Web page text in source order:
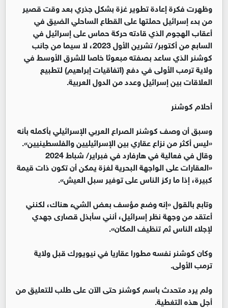
وظهرت فكرة إعادة تطوير غزة بشكل جذري بعد وقت قصير
من بدء إسرائيل حملتها على القطاع الساحلي الضيق في
أعقاب الهجوم الذي قادته حركة حماس على إسرائيل في
السابع من أكتوبر/ تشرين الأول 2023، لا سيما من جانب
كوشنر الذي ساعد بصفته مبعوثا خاصا للشرق الأوسط في
ولاية ترمب الأولى في دفع (اتفاقيات إبراهيم) لتطبيع
العلاقات بين إسرائيل وعدد من الدول العربية.
أحلام كوشنر
وسبق أن وصف كوشنر الصراع العربي الإسرائيلي بأكمله بأنه
«ليس أكثر من نزاع عقاري بين الإسرائيليين والفلسطينيين».
وقال في فعالية في هارفارد في فبراير/ شباط 2024
«العقارات على الواجهة البحرية لغزة يمكن أن تكون ذات قيمة
كبيرة، إذا ما ركز الناس على توفير سبل العيش».
وتابع بالقول «إنه وضع مؤسف بعض الشيء هناك، لكنني
أعتقد من وجهة نظر إسرائيل، أنني سأبذل قصارى جهدي
لإجلاء الناس ثم تنظيف المكان».
وكان كوشنر نفسه مطورا عقاريا في نيويورك قبل ولاية
ترمب الأولى.
ولم يرد متحدث باسم كوشنر حتى الآن على طلب للتعليق من
أجل هذه التغطية.